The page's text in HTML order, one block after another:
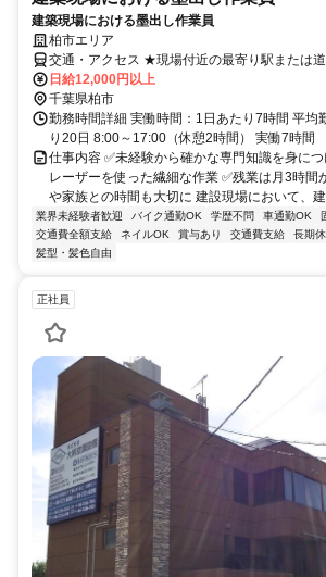
建築現場における墨出し作業員
柏市エリア
交通・アクセス ★現場付近の最寄り駅または
る形となります。
日給12,000円以上
千葉県柏市
勤務時間詳細 実働時間：1日あたり7時間 平均
り20日 8:00～17:00（休憩2時間） 実働7時間
仕事内容 ✅️未経験から確かな専門知識を身に
レーザーを使った繊細な作業 ✅️残業は月3時間
や家族との時間も大切に 建設現場において、
業界未経験者歓迎 バイク通勤OK 学歴不問 車通勤OK
交通費全額支給
ネイルOK 賞与あり 交通費支給 長期
髪型・髪色自由
正社員